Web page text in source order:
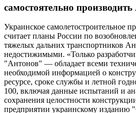
самостоятельно
Украинское самолетостроительное
считает планы России по
тяжелых дальних транспортников
недостижимыми. «Только
"Антонов" — обладает всеми
необходимой информацией о
ресурсе, сроке службы и летной
100, включая данные испытаний и
сохранения целостности
предприятии украинскому изданию